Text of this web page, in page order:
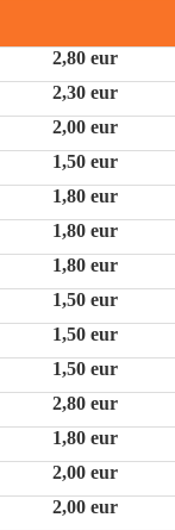
2,80 eur
2,30 eur
2,00 eur
1,50 eur
1,80 eur
1,80 eur
1,80 eur
1,50 eur
1,50 eur
1,50 eur
2,80 eur
1,80 eur
2,00 eur
2,00 eur